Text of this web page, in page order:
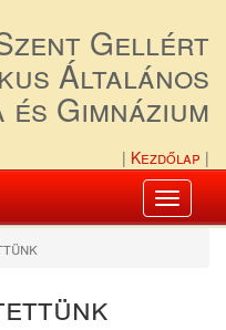
Gellért
Általános
Gimnázium
Kezdőlap
Toggle